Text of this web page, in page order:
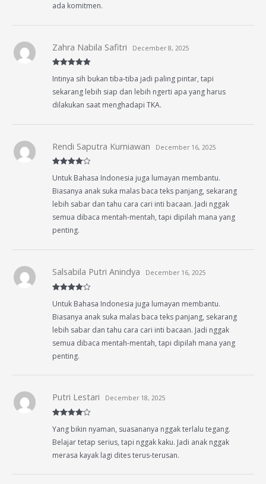
ada komitmen.
of 5
Zahra Nabila Safitri December 8, 2025
Intinya sih bukan tiba-tiba jadi paling pintar, tapi
sekarang lebih siap dan lebih ngerti apa yang harus
dilakukan saat menghadapi TKA.
out of 5
Rendi Saputra Kurniawan December 16, 2025
Untuk Bahasa Indonesia juga lumayan membantu.
Biasanya anak suka malas baca teks panjang, sekarang
lebih sabar dan tahu cara cari inti bacaan. Jadi nggak
semua dibaca mentah-mentah, tapi dipilah mana yang
penting.
out of 5
Salsabila Putri Anindya December 16, 2025
Untuk Bahasa Indonesia juga lumayan membantu.
Biasanya anak suka malas baca teks panjang, sekarang
lebih sabar dan tahu cara cari inti bacaan. Jadi nggak
semua dibaca mentah-mentah, tapi dipilah mana yang
penting.
out of 5
Putri Lestari December 18, 2025
Yang bikin nyaman, suasananya nggak terlalu tegang.
Belajar tetap serius, tapi nggak kaku. Jadi anak nggak
merasa kayak lagi dites terus-terusan.